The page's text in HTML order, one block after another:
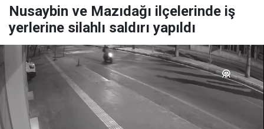
Nusaybin ve Mazıdağı ilçelerinde iş
yerlerine silahlı saldırı yapıldı